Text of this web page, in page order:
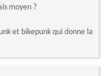
moyen ?
et bikepunk qui donne la